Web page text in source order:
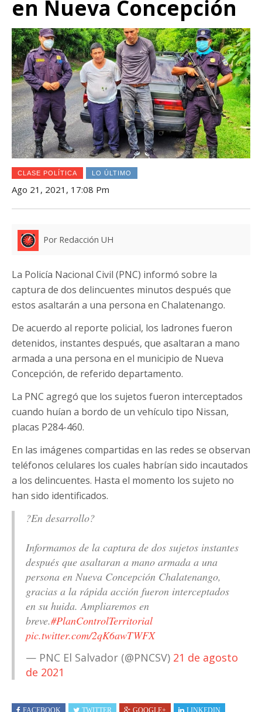
en Nueva Concepción
CLASE POLÍTICA LO ÚLTIMO
Ago 21, 2021, 17:08 Pm
Por Redacción UH
La Policía Nacional Civil (PNC) informó sobre la
captura de dos delincuentes minutos después que
estos asaltarán a una persona en Chalatenango.
De acuerdo al reporte policial, los ladrones fueron
detenidos, instantes después, que asaltaran a mano
armada a una persona en el municipio de Nueva
Concepción, de referido departamento.
La PNC agregó que los sujetos fueron interceptados
cuando huían a bordo de un vehículo tipo Nissan,
placas P284-460.
En las imágenes compartidas en las redes se observan
teléfonos celulares los cuales habrían sido incautados
a los delincuentes. Hasta el momento los sujeto no
han sido identificados.
?En desarrollo?
Informamos de la captura de dos sujetos instantes
después que asaltaran a mano armada a una
persona en Nueva Concepción Chalatenango,
gracias a la rápida acción fueron interceptados
en su huida. Ampliaremos en
breve.#PlanControlTerritorial
pic.twitter.com/2qK6awTWFX
— PNC El Salvador (@PNCSV) 21 de agosto
de 2021
FACEBOOK TWITTER GOOGLE+ LINKEDIN